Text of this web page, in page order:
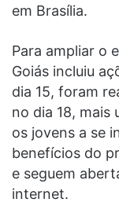
em Brasília.
Para ampliar o
Goiás incluiu
dia 15, foram
no dia 18, mais
os jovens a se
benefícios do
e seguem
internet.